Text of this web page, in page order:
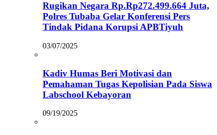
Rugikan Negara Rp.Rp272.499.664 Juta,
Polres Tubaba Gelar Konferensi Pers
Tindak Pidana Korupsi APBTiyuh
03/07/2025
Kadiv Humas Beri Motivasi dan
Pemahaman Tugas Kepolisian Pada Siswa
Labschool Kebayoran
09/19/2025